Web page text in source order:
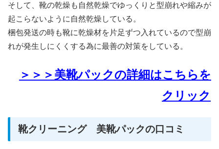
そして、靴の乾燥も自然乾燥でゆっくりと型崩れや縮みが
起こらないように自然乾燥している。
梱包発送の時も靴に乾燥材を片足ずつ入れているので型崩
れが発生しにくくする為に最善の対策をしている。
＞＞＞美靴パックの詳細はこちらを
クリック
靴クリーニング 美靴パックの口コミ